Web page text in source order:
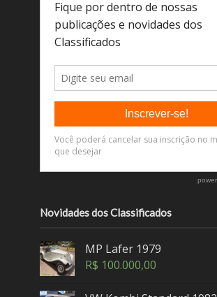
Novidades dos Classificados
MP Lafer 1979
R$ 100.000,00